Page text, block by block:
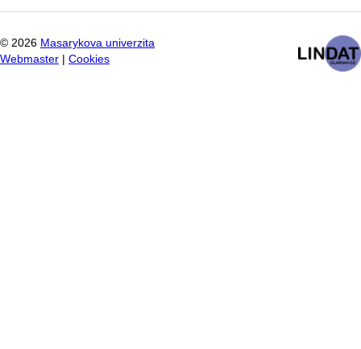
© 2026 Masarykova univerzita
Webmaster
Cookies